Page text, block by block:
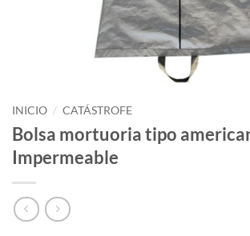
INICIO / CATÁSTROFE
Bolsa mortuoria tipo
Impermeable